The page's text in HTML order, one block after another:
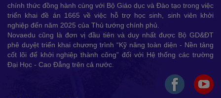
chính thức đồng hành cùng với Bộ Giáo dục và Đào tạo trong việc
triển khai đề án 1665 về việc hỗ trợ học sinh, sinh viên khởi
nghiệp đến năm 2025 của Thủ tướng chính phủ.
Novaedu cũng là đơn vị đầu tiên và duy nhất được Bộ GD&ĐT
phê duyệt triển khai chương trình “Kỹ năng toàn diện - Nền tảng
cốt lõi để khởi nghiệp thành công” đối với Hệ thống các trường
Đại Học - Cao Đẳng trên cả nước.